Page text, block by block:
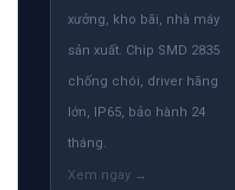
xưởng, kho bãi, nhà máy
sản xuất. Chip SMD 2835
chống chói, driver hãng
lớn, IP65, bảo hành 24
tháng.